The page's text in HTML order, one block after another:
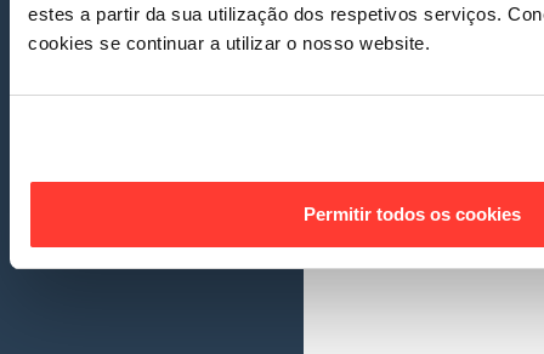
estes a partir da sua utilização dos respetivos serviços.
cookies se continuar a utilizar o nosso website.
Permitir todos os cookies